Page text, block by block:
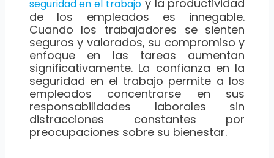
seguridad en el trabajo y la productividad
de los empleados es innegable.
Cuando los trabajadores se sienten
seguros y valorados, su compromiso y
enfoque en las tareas aumentan
significativamente. La confianza en la
seguridad en el trabajo permite a los
empleados concentrarse en sus
responsabilidades laborales sin
distracciones constantes por
preocupaciones sobre su bienestar.